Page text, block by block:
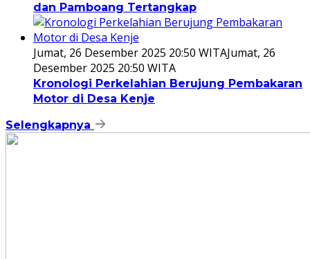
dan Pamboang Tertangkap
Jumat, 26 Desember 2025 20:50 WITAJumat, 26
Desember 2025 20:50 WITA
Kronologi Perkelahian Berujung Pembakaran
Motor di Desa Kenje
Selengkapnya